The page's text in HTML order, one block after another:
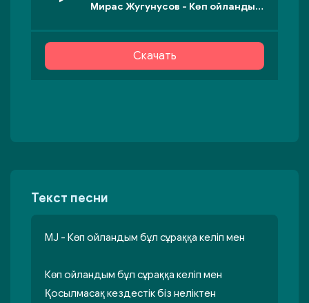
Мирас Жугунусов - Көп ойландым бұл сұраққа келіп мен
Скачать
Текст песни
MJ - Көп ойландым бұл сұраққа келіп мен
Көп ойландым бұл сұраққа келіп мен
Қосылмасақ кездестік біз неліктен